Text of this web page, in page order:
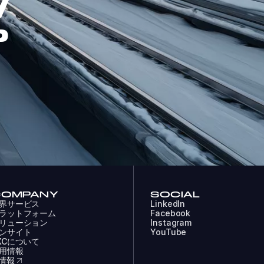
サービス
ットフォーム
ューション
サイト
について
情報
報
SOCIAL
LinkedIn
Facebook
Instagram
YouTube